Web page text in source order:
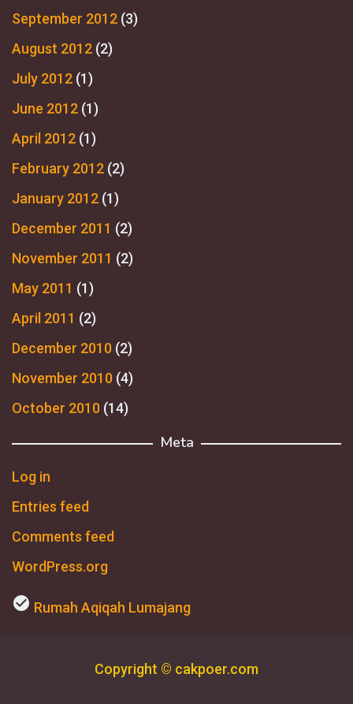
September 2012 (3)
August 2012 (2)
July 2012 (1)
June 2012 (1)
April 2012 (1)
February 2012 (2)
January 2012 (1)
December 2011 (2)
November 2011 (2)
May 2011 (1)
April 2011 (2)
December 2010 (2)
November 2010 (4)
October 2010 (14)
Meta
Log in
Entries feed
Comments feed
WordPress.org
check_circle Rumah Aqiqah Lumajang
Copyright © cakpoer.com